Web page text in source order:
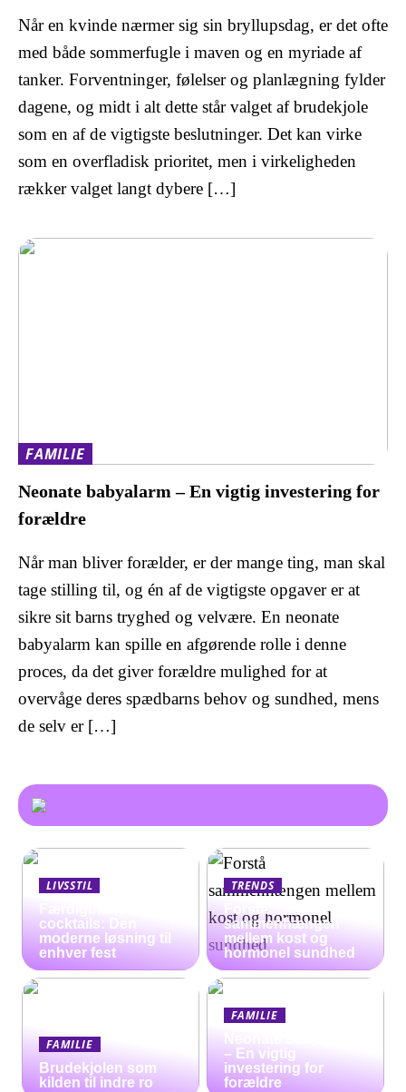
Når en kvinde nærmer sig sin bryllupsdag, er det ofte
med både sommerfugle i maven og en myriade af
tanker. Forventninger, følelser og planlægning fylder
dagene, og midt i alt dette står valget af brudekjole
som en af de vigtigste beslutninger. Det kan virke
som en overfladisk prioritet, men i virkeligheden
rækker valget langt dybere […]
FAMILIE
Neonate babyalarm – En vigtig investering for
forældre
Når man bliver forælder, er der mange ting, man skal
tage stilling til, og én af de vigtigste opgaver er at
sikre sit barns tryghed og velvære. En neonate
babyalarm kan spille en afgørende rolle i denne
proces, da det giver forældre mulighed for at
overvåge deres spædbarns behov og sundhed, mens
de selv er […]
LIVSSTIL
Færdigblandede
cocktails: Den
moderne løsning til
enhver fest
TRENDS
Forstå
sammenhængen
mellem kost og
hormonel sundhed
FAMILIE
Brudekjolen som
kilden til indre ro
FAMILIE
Neonate babyalarm
– En vigtig
investering for
forældre